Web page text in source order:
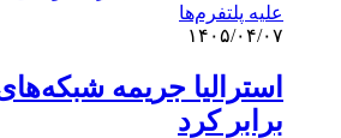
۱۴۰۵/۰۴/۰۷
استرالیا جریمه
برابر کرد